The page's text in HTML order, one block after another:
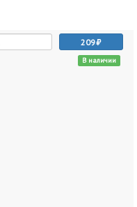
209
В наличии